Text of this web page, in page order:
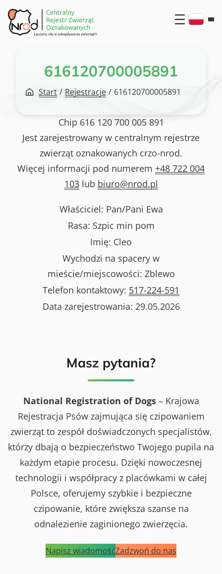
Przejdź
do
treści
616120700005891
Start / Rejestracje / 616120700005891
Chip 616 120 700 005 891
Jest zarejestrowany w centralnym rejestrze
zwierząt oznakowanych crzo-nrod.
Więcej informacji pod numerem +48 722 004
103lub biuro@nrod.pl
Właściciel: Pan/Pani Ewa
Rasa: Szpic min pom
Imię: Cleo
Wychodzi na spacery w
mieście/miejscowości: Zblewo
Telefon kontaktowy: 517-224-591
Data zarejestrowania: 29.05.2026
Masz pytania?
National Registration of Dogs– Krajowa
Rejestracja Psów zajmująca się czipowaniem
zwierząt to zespół doświadczonych specjalistów,
którzy dbają o bezpieczeństwo Twojego pupila na
każdym etapie procesu. Dzięki nowoczesnej
technologii i współpracy z placówkami w całej
Polsce, oferujemy szybkie i bezpieczne
czipowanie, które zwiększa szanse na
odnalezienie zaginionego zwierzęcia.
Napisz wiadomośćZadzwoń do nas